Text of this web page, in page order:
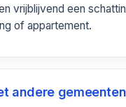
vrijblijvend een
of appartement.
andere gemeenten